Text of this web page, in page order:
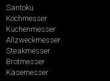
Santoku
Kochmesser
Küchenmesser
Allzweckmesser
Steakmesser
Brotmesser
Käsemesser